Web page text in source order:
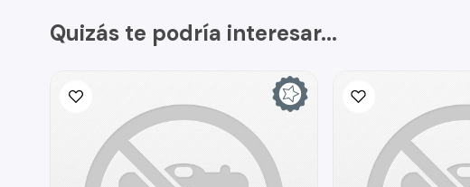
Quizás te podría interesar...